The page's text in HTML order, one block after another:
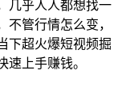
几乎人人都想找一
管行情怎么变，
下超火爆短视频掘
上手赚钱。